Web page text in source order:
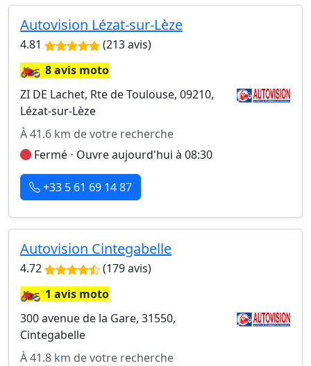
Autovision Lézat-sur-Lèze
4.81 (213 avis)
🏍️8 avis moto
ZI DE Lachet, Rte de Toulouse, 09210,
Lézat-sur-Lèze
À 41.6 km de votre recherche
Fermé ⋅ Ouvre aujourd'hui à 08:30
+33 5 61 69 14 87
Autovision Cintegabelle
4.72 (179 avis)
🏍️1 avis moto
300 avenue de la Gare, 31550,
Cintegabelle
À 41.8 km de votre recherche